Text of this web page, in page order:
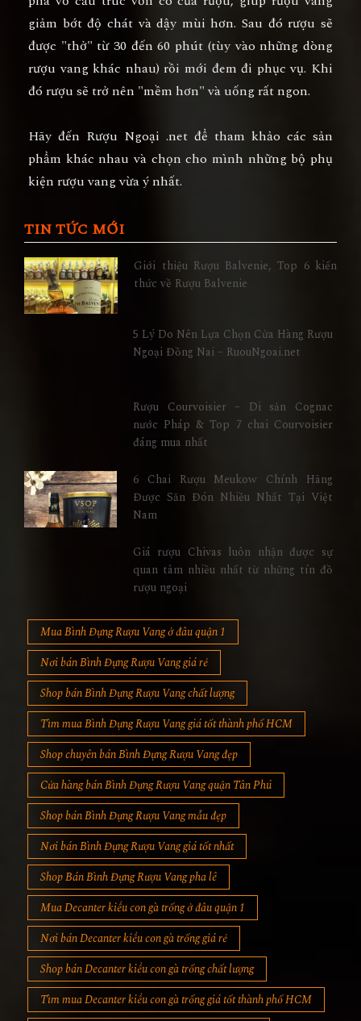
giảm bớt độ chát và dậy mùi hơn. Sau đó rượu sẽ
được "thở" từ 30 đến 60 phút (tùy vào những dòng
rượu vang khác nhau) rồi mới đem đi phục vụ. Khi
đó rượu sẽ trở nên "mềm hơn" và uống rất ngon.
Hãy đến Rượu Ngoại .net để tham khảo các sản
phẩm khác nhau và chọn cho mình những bộ phụ
kiện rượu vang vừa ý nhất.
TIN TỨC MỚI
Giới thiệu Rượu Balvenie, Top 6 kiến
thức về Rượu Balvenie
5 Lý Do Nên Lựa Chọn Cửa Hàng Rượu
Ngoại Đồng Nai – RuouNgoai.net
Rượu Courvoisier – Di sản Cognac
nước Pháp & Top 7 chai Courvoisier
đáng mua nhất
6 Chai Rượu Meukow Chính Hãng
Được Săn Đón Nhiều Nhất Tại Việt
Nam
Giá rượu Chivas luôn nhận được sự
quan tâm nhiều nhất từ những tín đồ
rượu ngoại
Mua Bình Đựng Rượu Vang ở đâu quận 1
Nơi bán Bình Đựng Rượu Vang giá rẻ
Shop bán Bình Đựng Rượu Vang chất lượng
Tìm mua Bình Đựng Rượu Vang giá tốt thành phố HCM
Shop chuyên bán Bình Đựng Rượu Vang đẹp
Cửa hàng bán Bình Đựng Rượu Vang quận Tân Phú
Shop bán Bình Đựng Rượu Vang mẫu đẹp
Nơi bán Bình Đựng Rượu Vang giá tốt nhất
Shop Bán Bình Đựng Rượu Vang pha lê
Mua Decanter kiểu con gà trống ở đâu quận 1
Nơi bán Decanter kiểu con gà trống giá rẻ
Shop bán Decanter kiểu con gà trống chất lượng
Tìm mua Decanter kiểu con gà trống giá tốt thành phố HCM